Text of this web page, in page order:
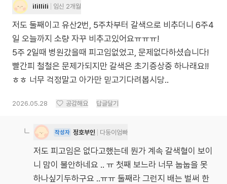
ilillili 임신 2개월
저도 둘째이고 유산2번, 5주차부터 갈색으로 비추더니 6주4
일 오늘까지 소량 자꾸 비추고있어요ㅠㅠㅠ!
5주 2일때 병원갔을때 피고임없었고, 문제없다하셨습니다!
빨간피 철철은 문제가되지만 갈색은 초기증상중 하나래요!!
ㅎㅎ 너무 걱정말고 아가만 믿고기다려봅시당..
2026.05.28 공감해요 답글달기
작성자 정호부인 다둥이엄빠
저도 피고임은 없다고했는데 뭔가 계속 갈색혈이 보이
니 맘이 불안하네요 .. ㅠ 첫째 보느라 너무 눕눕을 못
하나싶기두하구요 ..ㅠㅠ 둘째라 그런지 배는 벌써 한